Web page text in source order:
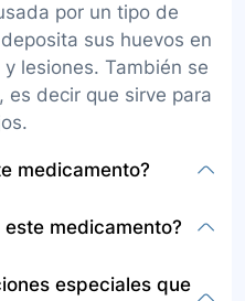
por un tipo de
sus huevos en
lesiones. También se
es decir que sirve para
medicamento?
cubriendo toda
por tres días
medicamento?
puede tener
especiales que